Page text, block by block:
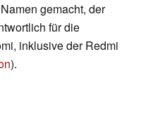
gemacht, der
für die
inklusive der Redmi
).